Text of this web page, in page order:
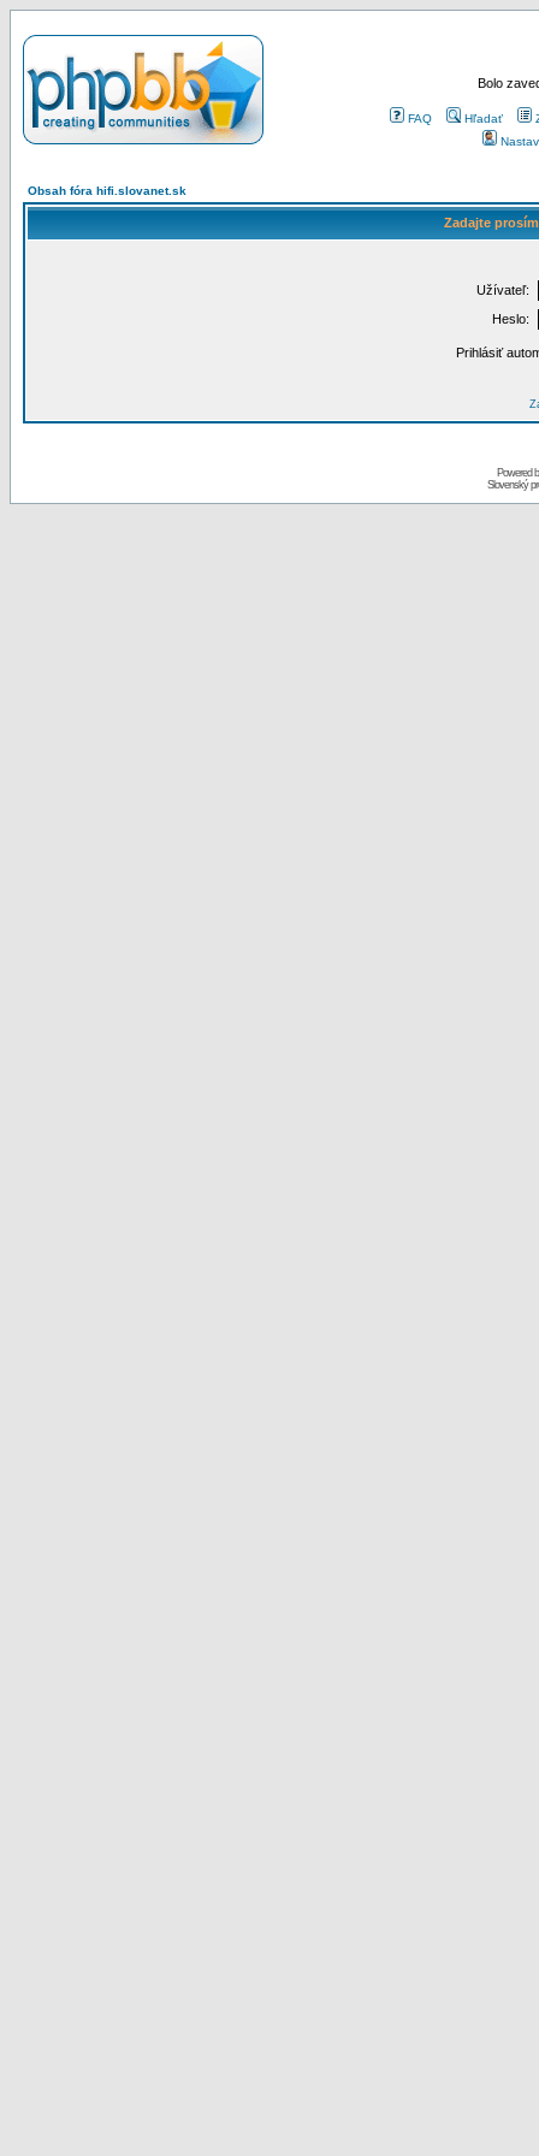
Bolo
FAQ Hľadať
Obsah fóra hifi.slovanet.sk
Zadajte
Užívateľ:
Heslo:
Prihlásiť
Powered
Slovenský